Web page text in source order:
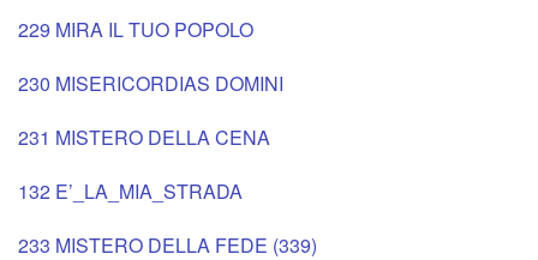
229 MIRA IL TUO POPOLO
230 MISERICORDIAS DOMINI
231 MISTERO DELLA CENA
132 E’_LA_MIA_STRADA
233 MISTERO DELLA FEDE (339)